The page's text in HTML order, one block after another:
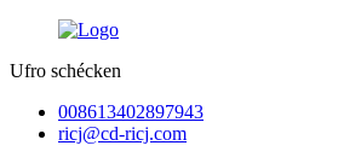
Ufro schécken
008613402897943
ricj@cd-ricj.com